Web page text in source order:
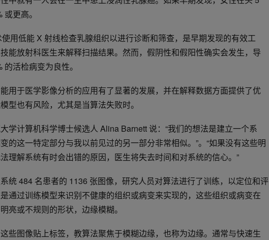
更高。
用低能 X 射线检查乳腺组织以进行诊断和筛查，是早期发现的有效工
能放射科医生来解释扫描结果。然而，假阴性和假阳性确实会发生，导
活检病变为良性。
用于医学影像分析的应用有了显著的发展，并在解释数据方面提供了优
型也有风险，尤其是当算法失败时。
学计算机科学博士候选人 Alina Barnett 说：“我们的想法是建立一个系
的这一特定部分与我以前见过的另一部分非常相似。”。“如果没有这些明
理解系统有时会出错的原因，医生将失去时间和对系统的信心。”
统 484 名患者的 1136 张图像，研究人员对算法进行了训练，以定位和评
通过训练模型来识别不健康的组织或病变来实现的，这些组织或病变在
亮或不规则的形状，边缘模糊。
些图像贴上标签，教算法聚焦于模糊边缘，也称为边缘。通常与快速生